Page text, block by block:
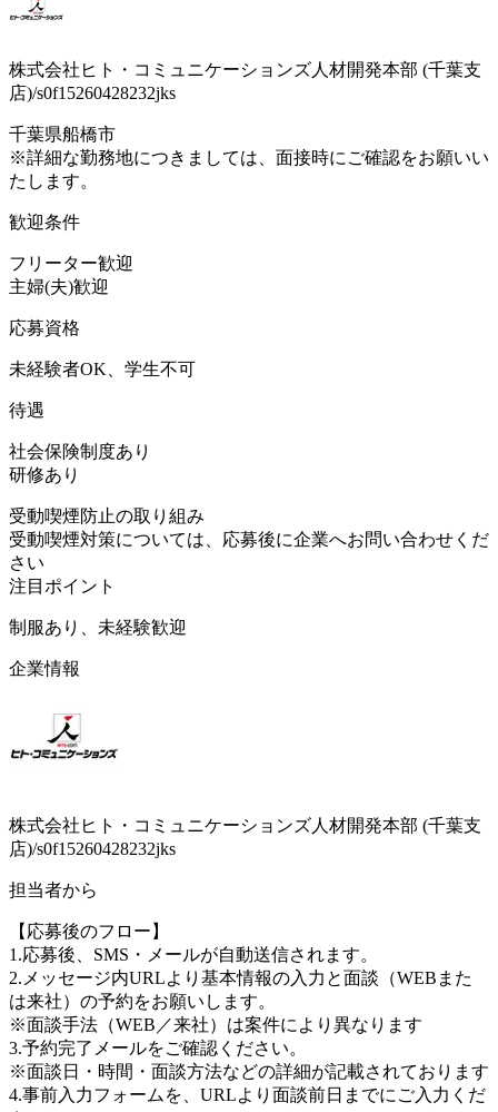
株式会社ヒト・コミュニケーションズ人材開発本部 (千葉支
店)/s0f15260428232jks
千葉県船橋市
※詳細な勤務地につきましては、面接時にご確認をお願いい
たします。
歓迎条件
フリーター歓迎
主婦(夫)歓迎
応募資格
未経験者OK、学生不可
待遇
社会保険制度あり
研修あり
受動喫煙防止の取り組み
受動喫煙対策については、応募後に企業へお問い合わせくだ
さい
注目ポイント
制服あり、未経験歓迎
企業情報
株式会社ヒト・コミュニケーションズ人材開発本部 (千葉支
店)/s0f15260428232jks
担当者から
【応募後のフロー】
1.応募後、SMS・メールが自動送信されます。
2.メッセージ内URLより基本情報の入力と面談（WEBまた
は来社）の予約をお願いします。
※面談手法（WEB／来社）は案件により異なります
3.予約完了メールをご確認ください。
※面談日・時間・面談方法などの詳細が記載されております
4.事前入力フォームを、URLより面談前日までにご入力くだ